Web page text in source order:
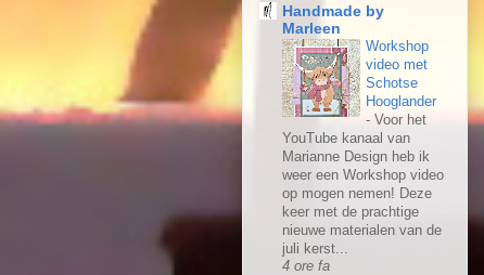
Handmade by
Marleen
Workshop
video met
Schotse
Hooglander
- Voor het
YouTube kanaal van
Marianne Design heb ik
weer een Workshop video
op mogen nemen! Deze
keer met de prachtige
nieuwe materialen van de
juli kerst...
4 ore fa